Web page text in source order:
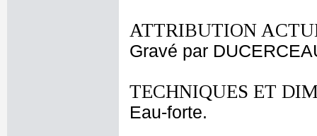
ATTRIBUTION
Gravé par
TECHNIQUES ET
Eau-forte.